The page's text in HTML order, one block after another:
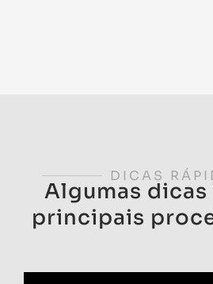
DICAS
Algumas
principais